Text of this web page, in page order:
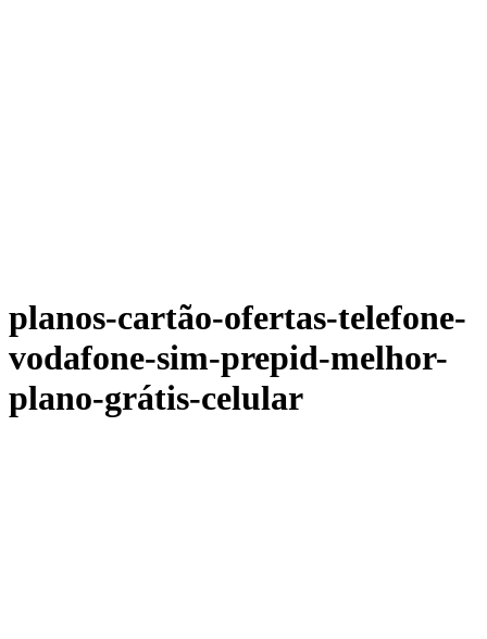
planos-cartão-ofertas-telefone-
vodafone-sim-prepid-melhor-
plano-grátis-celular